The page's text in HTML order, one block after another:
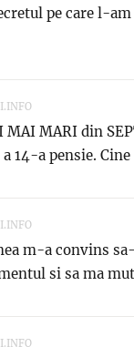
pe care l-
MAI MARI din
14-a pensie. Cine
m-a convins
si sa ma